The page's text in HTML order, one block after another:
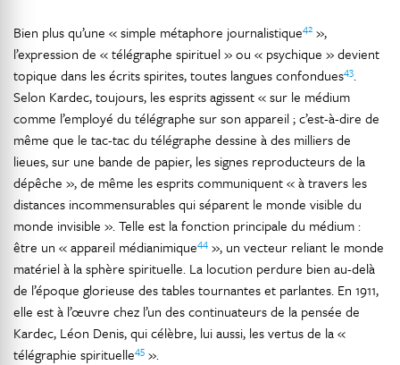
Bien plus qu’une « simple métaphore journalistique42 »,
l’expression de « télégraphe spirituel » ou « psychique » devient
topique dans les écrits spirites, toutes langues confondues43.
Selon Kardec, toujours, les esprits agissent « sur le médium
comme l’employé du télégraphe sur son appareil ; c’est-à-dire de
même que le tac-tac du télégraphe dessine à des milliers de
lieues, sur une bande de papier, les signes reproducteurs de la
dépêche », de même les esprits communiquent « à travers les
distances incommensurables qui séparent le monde visible du
monde invisible ». Telle est la fonction principale du médium :
être un « appareil médianimique44 », un vecteur reliant le monde
matériel à la sphère spirituelle. La locution perdure bien au-delà
de l’époque glorieuse des tables tournantes et parlantes. En 1911,
elle est à l’œuvre chez l’un des continuateurs de la pensée de
Kardec, Léon Denis, qui célèbre, lui aussi, les vertus de la «
télégraphie spirituelle45 ».